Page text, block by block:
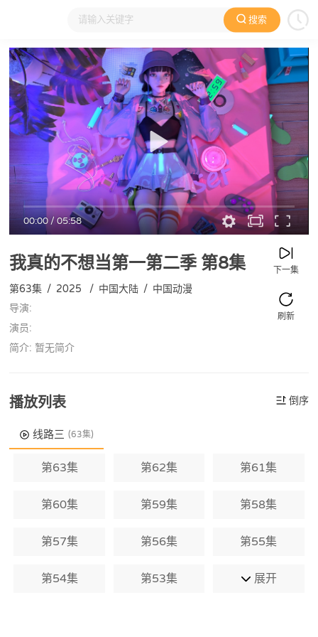
搜索
大家在看 日本动漫 国产动漫 欧美动漫 动漫电影
00:00/05:58
我真的不想当第一第二季第8集 下一集
刷新
第63集 / 2025 / 中国大陆 / 中国动漫
导演:
演员:
简介: 暂无简介
播放列表 倒序
线路三 (63集)
第63集 第62集 第61集
第60集 第59集 第58集
第57集 第56集 第55集
第54集 第53集 展开